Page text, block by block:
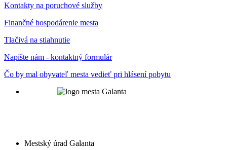
Kontakty na poruchové služby
Finančné hospodárenie mesta
Tlačivá na stiahnutie
Napíšte nám - kontaktný formulár
Čo by mal obyvateľ mesta vedieť pri hlásení pobytu
Mestský úrad Galanta